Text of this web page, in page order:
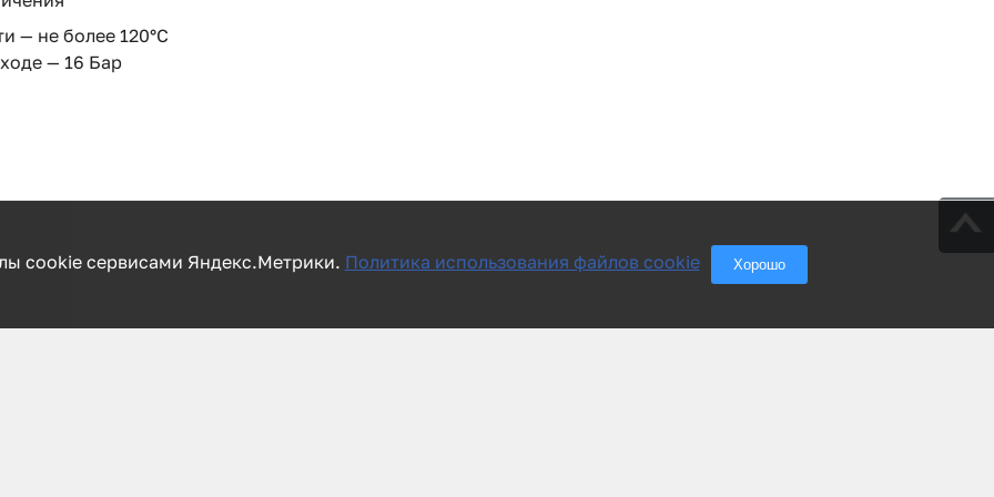
— не более 120°С
— 16 Бар
cookie сервисами Яндекс.Метрики. Политика использования файлов cookie Хорошо